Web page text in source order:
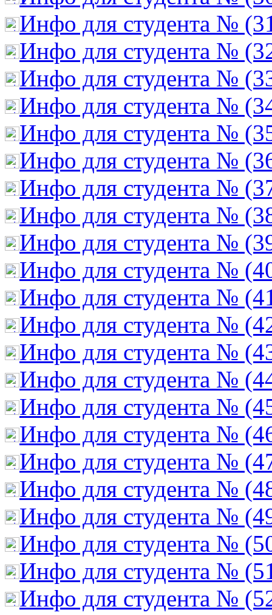
Инфо для студента №
Инфо для студента №
Инфо для студента №
Инфо для студента №
Инфо для студента №
Инфо для студента №
Инфо для студента №
Инфо для студента №
Инфо для студента №
Инфо для студента №
Инфо для студента №
Инфо для студента №
Инфо для студента №
Инфо для студента №
Инфо для студента №
Инфо для студента №
Инфо для студента №
Инфо для студента №
Инфо для студента №
Инфо для студента №
Инфо для студента №
Инфо для студента №